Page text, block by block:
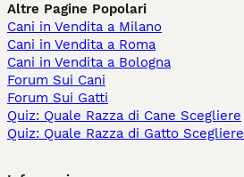
Altre Pagine Popolari
Cani in Vendita a Milano
Cani in Vendita a Roma
Cani in Vendita a Bologna
Forum Sui Cani
Forum Sui Gatti
Quiz: Quale Razza di Cane Scegliere
Quiz: Quale Razza di Gatto Scegliere